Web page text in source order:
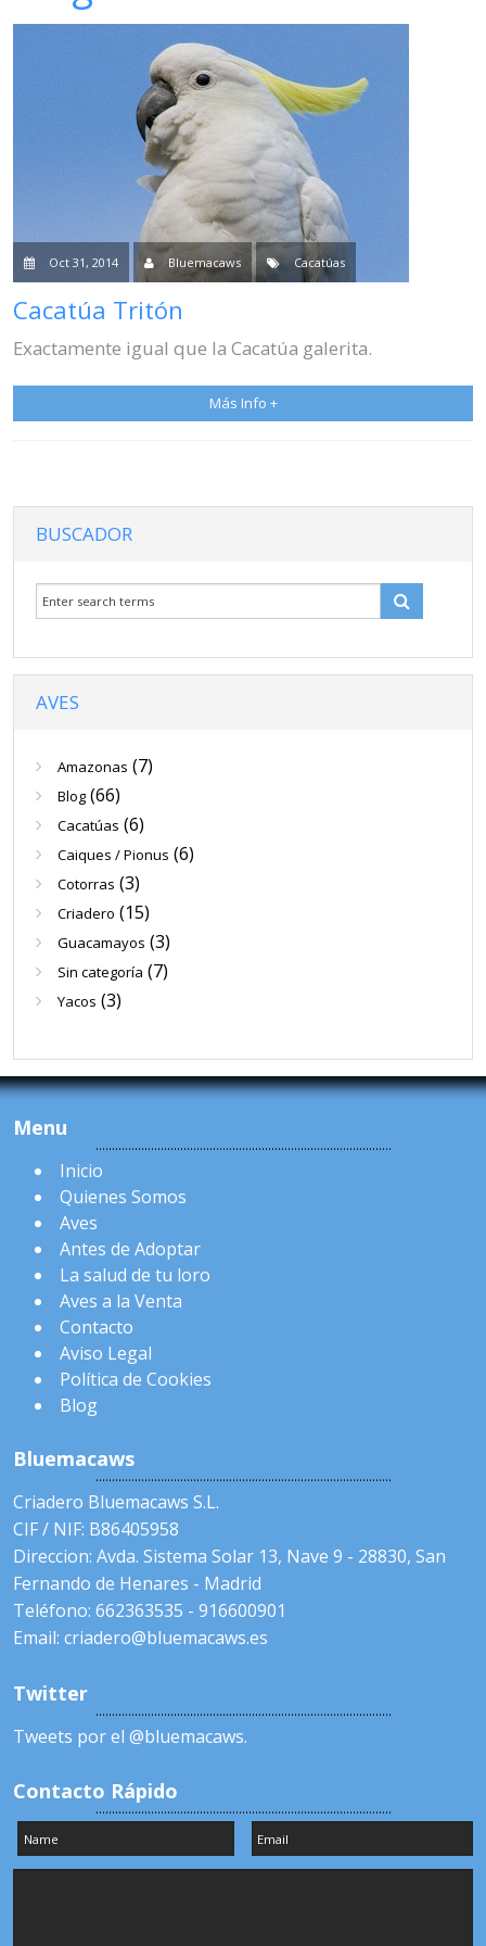
Venta
Oct 31, 2014 Bluemacaws Cacatúas
Cacatúa Tritón
Exactamente igual que la Cacatúa galerita.
Más Info +
BUSCADOR
AVES
Amazonas (7)
Blog (66)
Cacatúas (6)
Caiques / Pionus (6)
Cotorras (3)
Criadero (15)
Guacamayos (3)
Sin categoría (7)
Yacos (3)
Menu
Inicio
Quienes Somos
Aves
Antes de Adoptar
La salud de tu loro
Aves a la Venta
Contacto
Aviso Legal
Política de Cookies
Blog
Bluemacaws
Criadero Bluemacaws S.L.
CIF / NIF: B86405958
Direccion: Avda. Sistema Solar 13, Nave 9 - 28830, San
Fernando de Henares - Madrid
Teléfono: 662363535 - 916600901
Email: criadero@bluemacaws.es
Twitter
Tweets por el @bluemacaws.
Contacto Rápido